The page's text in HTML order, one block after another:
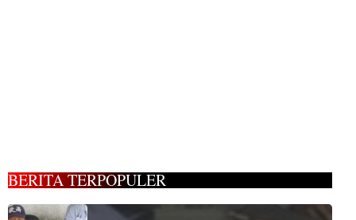
BERITA TERPOPULER